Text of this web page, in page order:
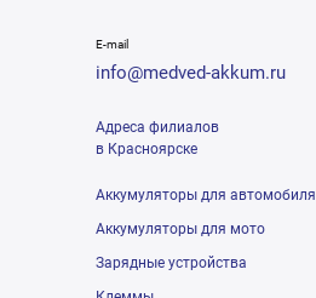
E-mail
info@medved-akkum.ru
Адреса филиалов
в Красноярске
Аккумуляторы для автомобиля
Аккумуляторы для мото
Зарядные устройства